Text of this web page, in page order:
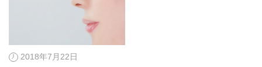
井畑 峰紀 医師
2018年7月22日